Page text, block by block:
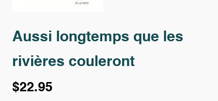
Aussi longtemps que les
rivières couleront
$22.95